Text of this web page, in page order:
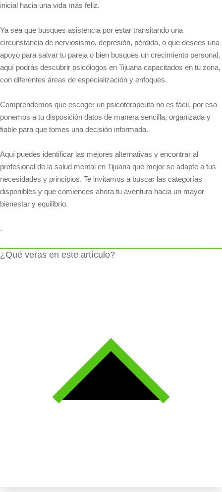
inicial hacia una vida más feliz.
Ya sea que busques asistencia por estar transitando una
circunstancia de nerviosismo, depresión, pérdida, o que desees una
apoyo para salvar tu pareja o bien busques un crecimiento personal,
aquí podrás descubrir psicólogos en Tijuana capacitados en tu zona,
con diferentes áreas de especialización y enfoques.
Comprendemos que escoger un psicoterapeuta no es fácil, por eso
ponemos a tu disposición datos de manera sencilla, organizada y
fiable para que tomes una decisión informada.
Aquí puedes identificar las mejores alternativas y encontrar al
profesional de la salud mental en Tijuana que mejor se adapte a tus
necesidades y principios. Te invitamos a buscar las categorías
disponibles y que comiences ahora tu aventura hacia un mayor
bienestar y equilibrio.
.
¿Qué veras en este artículo?